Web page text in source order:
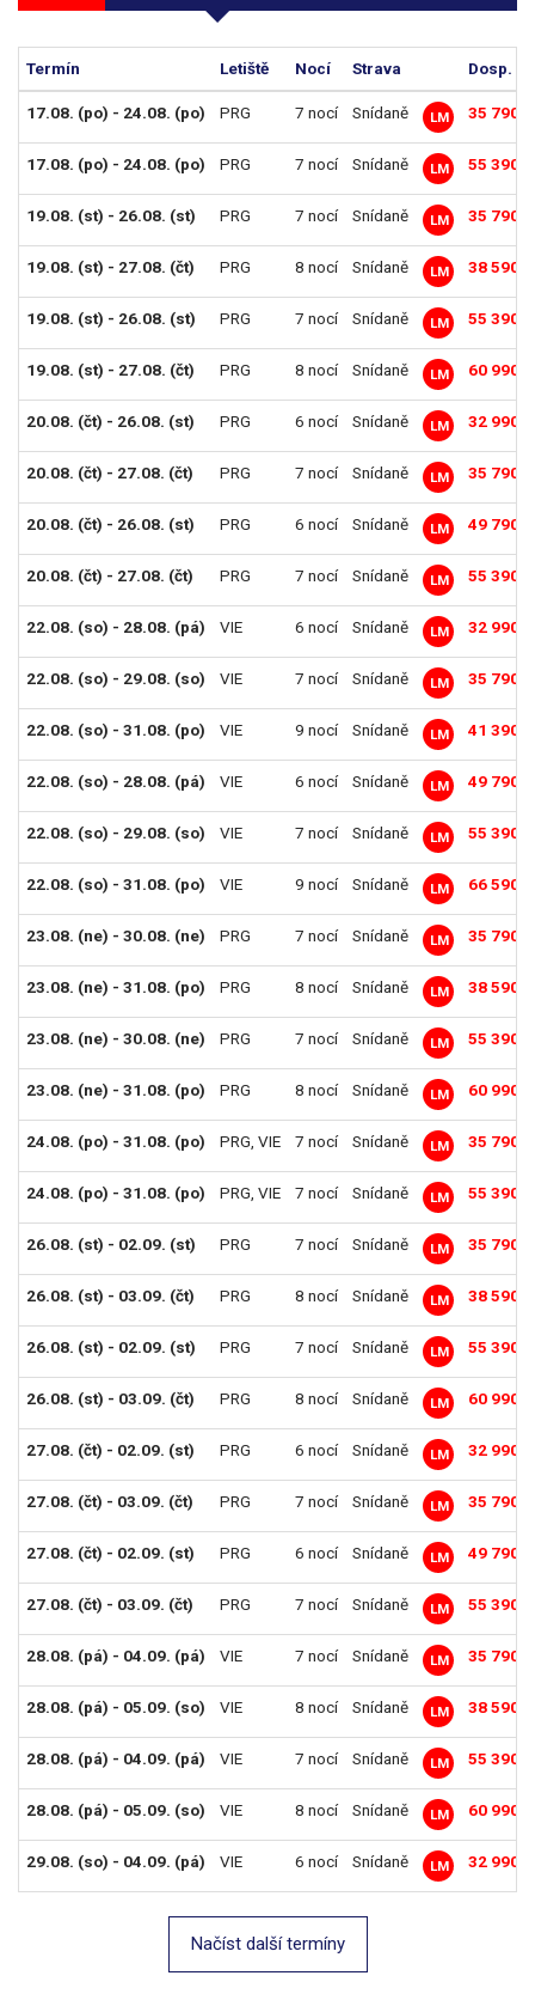
Termín Letiště Nocí Strava Dosp.
17.08. (po) - 24.08. (po) PRG 7 nocí Snídaně LM 35 790
17.08. (po) - 24.08. (po) PRG 7 nocí Snídaně LM 55 390
19.08. (st) - 26.08. (st) PRG 7 nocí Snídaně LM 35 790
19.08. (st) - 27.08. (čt) PRG 8 nocí Snídaně LM 38 590
19.08. (st) - 26.08. (st) PRG 7 nocí Snídaně LM 55 390
19.08. (st) - 27.08. (čt) PRG 8 nocí Snídaně LM 60 990
20.08. (čt) - 26.08. (st) PRG 6 nocí Snídaně LM 32 990
20.08. (čt) - 27.08. (čt) PRG 7 nocí Snídaně LM 35 790
20.08. (čt) - 26.08. (st) PRG 6 nocí Snídaně LM 49 790
20.08. (čt) - 27.08. (čt) PRG 7 nocí Snídaně LM 55 390
22.08. (so) - 28.08. (pá) VIE 6 nocí Snídaně LM 32 990
22.08. (so) - 29.08. (so) VIE 7 nocí Snídaně LM 35 790
22.08. (so) - 31.08. (po) VIE 9 nocí Snídaně LM 41 390
22.08. (so) - 28.08. (pá) VIE 6 nocí Snídaně LM 49 790
22.08. (so) - 29.08. (so) VIE 7 nocí Snídaně LM 55 390
22.08. (so) - 31.08. (po) VIE 9 nocí Snídaně LM 66 590
23.08. (ne) - 30.08. (ne) PRG 7 nocí Snídaně LM 35 790
23.08. (ne) - 31.08. (po) PRG 8 nocí Snídaně LM 38 590
23.08. (ne) - 30.08. (ne) PRG 7 nocí Snídaně LM 55 390
23.08. (ne) - 31.08. (po) PRG 8 nocí Snídaně LM 60 990
24.08. (po) - 31.08. (po) PRG VIE 7 nocí Snídaně LM 35 790
24.08. (po) - 31.08. (po) PRG VIE 7 nocí Snídaně LM 55 390
26.08. (st) - 02.09. (st) PRG 7 nocí Snídaně LM 35 790
26.08. (st) - 03.09. (čt) PRG 8 nocí Snídaně LM 38 590
26.08. (st) - 02.09. (st) PRG 7 nocí Snídaně LM 55 390
26.08. (st) - 03.09. (čt) PRG 8 nocí Snídaně LM 60 990
27.08. (čt) - 02.09. (st) PRG 6 nocí Snídaně LM 32 990
27.08. (čt) - 03.09. (čt) PRG 7 nocí Snídaně LM 35 790
27.08. (čt) - 02.09. (st) PRG 6 nocí Snídaně LM 49 790
27.08. (čt) - 03.09. (čt) PRG 7 nocí Snídaně LM 55 390
28.08. (pá) - 04.09. (pá) VIE 7 nocí Snídaně LM 35 790
28.08. (pá) - 05.09. (so) VIE 8 nocí Snídaně LM 38 590
28.08. (pá) - 04.09. (pá) VIE 7 nocí Snídaně LM 55 390
28.08. (pá) - 05.09. (so) VIE 8 nocí Snídaně LM 60 990
29.08. (so) - 04.09. (pá) VIE 6 nocí Snídaně LM 32 990
Načíst další termíny